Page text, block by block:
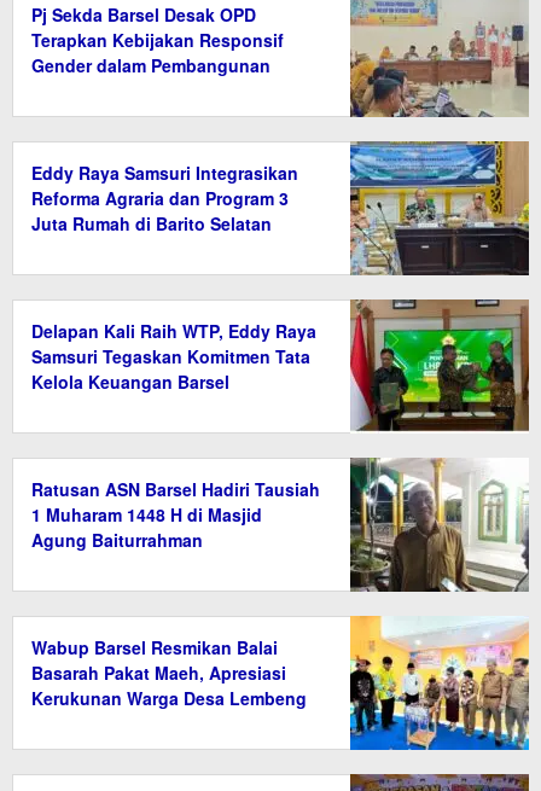
Pj Sekda Barsel Desak OPD
Terapkan Kebijakan Responsif
Gender dalam Pembangunan
Eddy Raya Samsuri Integrasikan
Reforma Agraria dan Program 3
Juta Rumah di Barito Selatan
Delapan Kali Raih WTP, Eddy Raya
Samsuri Tegaskan Komitmen Tata
Kelola Keuangan Barsel
Ratusan ASN Barsel Hadiri Tausiah
1 Muharam 1448 H di Masjid
Agung Baiturrahman
Wabup Barsel Resmikan Balai
Basarah Pakat Maeh, Apresiasi
Kerukunan Warga Desa Lembeng